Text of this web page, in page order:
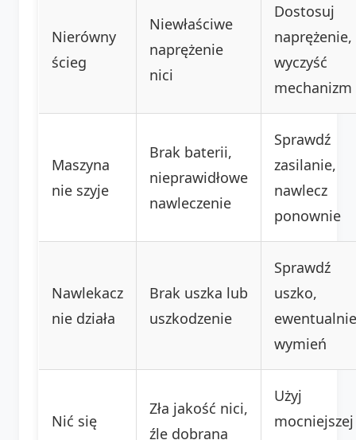
Nierówny
ścieg
Niewłaściwe
naprężenie
nici
Dostosuj
naprężenie,
wyczyść
mechanizm
Maszyna
nie szyje
Brak baterii,
nieprawidłowe
nawleczenie
Sprawdź
zasilanie,
nawlecz
ponownie
Nawlekacz
nie działa
Brak uszka lub
uszkodzenie
Sprawdź
uszko,
ewentualnie
wymień
Nić się
Zła jakość nici,
źle dobrana
Użyj
mocniejszej